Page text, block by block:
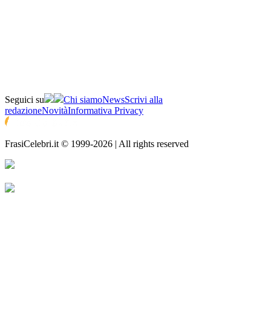
Seguici su Chi siamoNewsScrivi alla
redazioneNovitàInformativa Privacy
FrasiCelebri.it © 1999-2026 | All rights reserved